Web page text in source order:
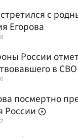
с
Егорова
России
в СВО
посмертно
России